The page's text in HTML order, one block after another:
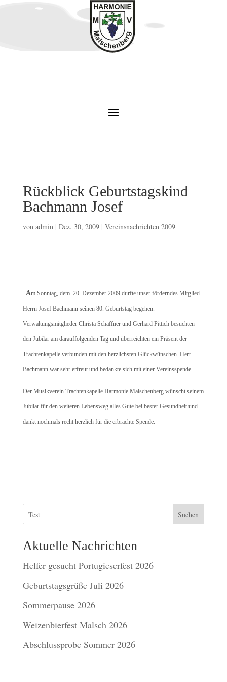
Rückblick Geburtstagskind
Bachmann Josef
von admin| Dez. 30, 2009| Vereinsnachrichten 2009
Am Sonntag, dem 20. Dezember 2009 durfte unser förderndes Mitglied
Herrn Josef Bachmann seinen 80. Geburtstag begehen.
Verwaltungsmitglieder Christa Schäffner und Gerhard Pittich besuchten
den Jubilar am darauffolgenden Tag und überreichten ein Präsent der
Trachtenkapelle verbunden mit den herzlichsten Glückwünschen. Herr
Bachmann war sehr erfreut und bedankte sich mit einer Vereinsspende.
Der Musikverein Trachtenkapelle Harmonie Malschenberg wünscht seinem
Jubilar für den weiteren Lebensweg alles Gute bei bester Gesundheit und
dankt nochmals recht herzlich für die erbrachte Spende.
Suchen
Aktuelle Nachrichten
Helfer gesucht Portugieserfest 2026
Geburtstagsgrüße Juli 2026
Sommerpause 2026
Weizenbierfest Malsch 2026
Abschlussprobe Sommer 2026